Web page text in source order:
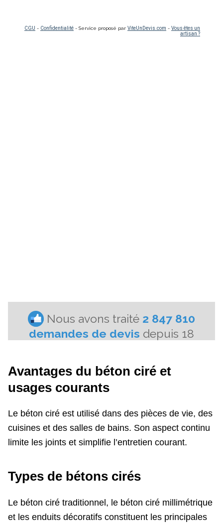
Avantages du béton ciré et
usages courants
Le béton ciré est utilisé dans des pièces de vie, des
cuisines et des salles de bains. Son aspect continu
limite les joints et simplifie l’entretien courant.
Types de bétons cirés
Le béton ciré traditionnel, le béton ciré millimétrique
et les enduits décoratifs constituent les principales